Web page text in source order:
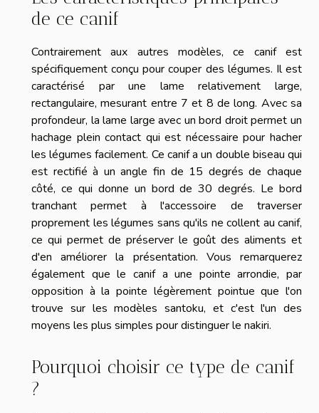
de ce canif
Contrairement aux autres modèles, ce canif est
spécifiquement conçu pour couper des légumes. Il est
caractérisé par une lame relativement large,
rectangulaire, mesurant entre 7 et 8 de long. Avec sa
profondeur, la lame large avec un bord droit permet un
hachage plein contact qui est nécessaire pour hacher
les légumes facilement. Ce canif a un double biseau qui
est rectifié à un angle fin de 15 degrés de chaque
côté, ce qui donne un bord de 30 degrés. Le bord
tranchant permet à l'accessoire de traverser
proprement les légumes sans qu'ils ne collent au canif,
ce qui permet de préserver le goût des aliments et
d'en améliorer la présentation. Vous remarquerez
également que le canif a une pointe arrondie, par
opposition à la pointe légèrement pointue que l'on
trouve sur les modèles santoku, et c'est l'un des
moyens les plus simples pour distinguer le nakiri.
Pourquoi choisir ce type de canif
?